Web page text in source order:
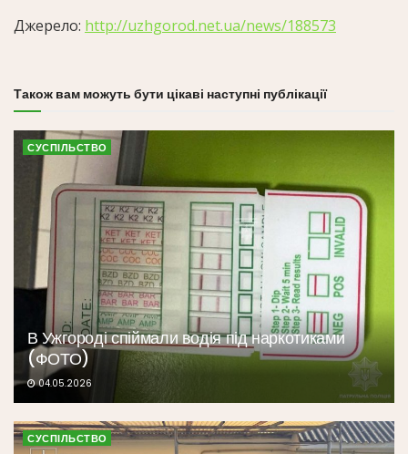
Джерело: http://uzhgorod.net.ua/news/188573
Також вам можуть бути цікаві наступні публікації
СУСПІЛЬСТВО
В Ужгороді спіймали водія під наркотиками
(ФОТО)
04.05.2026
СУСПІЛЬСТВО